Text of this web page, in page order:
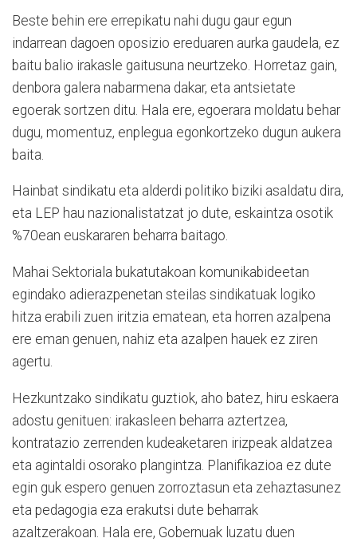
Beste behin ere errepikatu nahi dugu gaur egun
indarrean dagoen oposizio ereduaren aurka gaudela, ez
baitu balio irakasle gaitusuna neurtzeko. Horretaz gain,
denbora galera nabarmena dakar, eta antsietate
egoerak sortzen ditu. Hala ere, egoerara moldatu behar
dugu, momentuz, enplegua egonkortzeko dugun aukera
baita.
Hainbat sindikatu eta alderdi politiko biziki asaldatu dira,
eta LEP hau nazionalistatzat jo dute, eskaintza osotik
%70ean euskararen beharra baitago.
Mahai Sektoriala bukatutakoan komunikabideetan
egindako adierazpenetan steilas sindikatuak logiko
hitza erabili zuen iritzia ematean, eta horren azalpena
ere eman genuen, nahiz eta azalpen hauek ez ziren
agertu.
Hezkuntzako sindikatu guztiok, aho batez, hiru eskaera
adostu genituen: irakasleen beharra aztertzea,
kontratazio zerrenden kudeaketaren irizpeak aldatzea
eta agintaldi osorako plangintza. Planifikazioa ez dute
egin guk espero genuen zorroztasun eta zehaztasunez
eta pedagogia eza erakutsi dute beharrak
azaltzerakoan. Hala ere, Gobernuak luzatu duen